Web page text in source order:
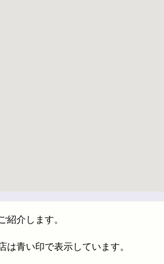
介します。
青い印で表示しています。